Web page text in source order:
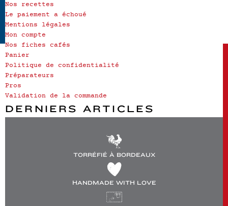
Nos recettes
Le paiement a échoué
Mentions légales
Mon compte
Nos fiches cafés
Panier
Politique de confidentialité
Préparateurs
Pros
Validation de la commande
DERNIERS ARTICLES
TORRÉFIÉ À BORDEAUX
HANDMADE WITH LOVE